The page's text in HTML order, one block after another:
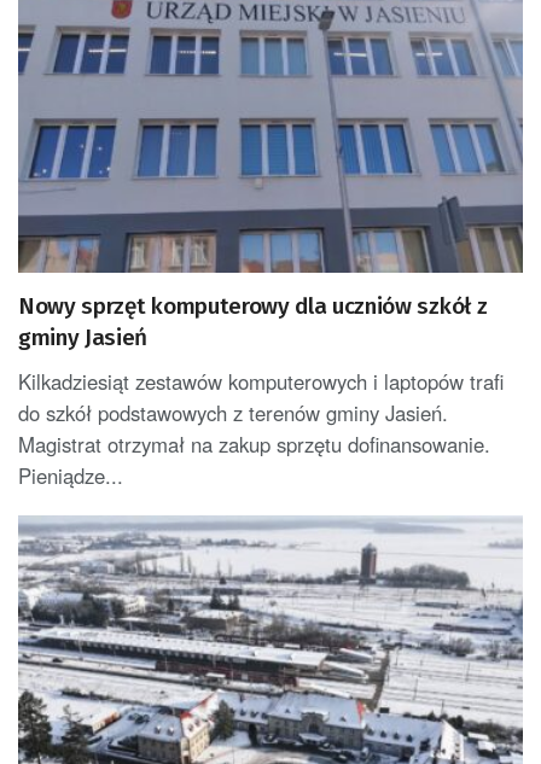
Nowy sprzęt komputerowy dla uczniów szkół z
gminy Jasień
Kilkadziesiąt zestawów komputerowych i laptopów trafi
do szkół podstawowych z terenów gminy Jasień.
Magistrat otrzymał na zakup sprzętu dofinansowanie.
Pieniądze...